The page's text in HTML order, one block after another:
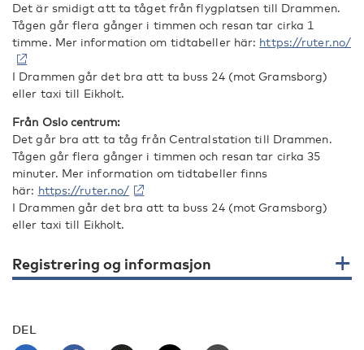
Det är smidigt att ta tåget från flygplatsen till Drammen.
Tågen går flera gånger i timmen och resan tar cirka 1
timme. Mer information om tidtabeller här: https://ruter.no/
I Drammen går det bra att ta buss 24 (mot Gramsborg)
eller taxi till Eikholt.
Från Oslo centrum:
Det går bra att ta tåg från Centralstation till Drammen.
Tågen går flera gånger i timmen och resan tar cirka 35
minuter. Mer information om tidtabeller finns
här: https://ruter.no/
I Drammen går det bra att ta buss 24 (mot Gramsborg)
eller taxi till Eikholt.
Registrering og informasjon
DEL